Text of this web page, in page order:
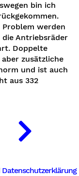
bin ich
Problem werden
die Antriebsräder
Doppelte
zusätzliche
und ist auch
aus 332
Datenschutzerklärung